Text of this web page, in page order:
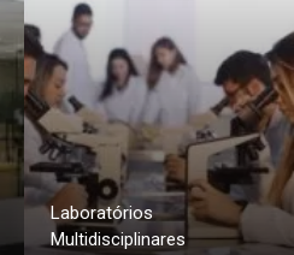
Laboratórios
Multidisciplinares